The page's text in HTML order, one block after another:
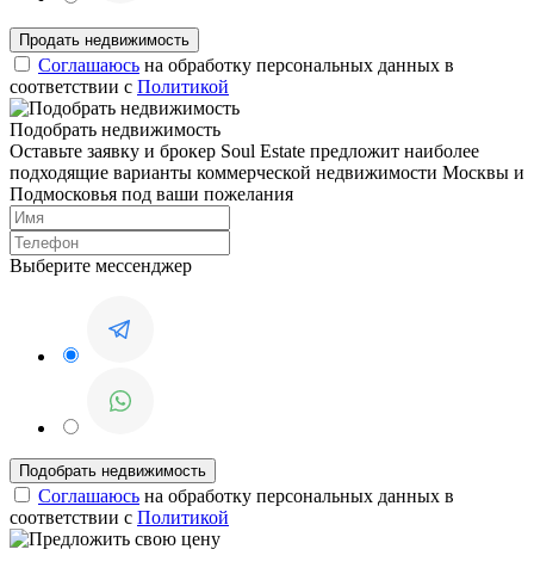
Соглашаюсь на обработку персональных данных в
соответствии с Политикой
Подобрать недвижимость
Оставьте заявку и брокер Soul Estate предложит наиболее
подходящие варианты коммерческой недвижимости Москвы и
Подмосковья под ваши пожелания
Выберите мессенджер
Соглашаюсь на обработку персональных данных в
соответствии с Политикой